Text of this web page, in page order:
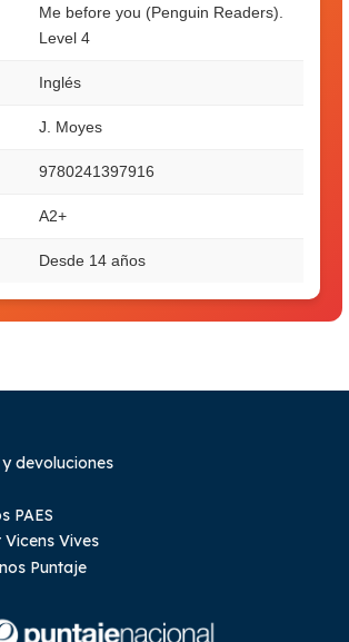
Me before you (Penguin Readers).
Level 4
Inglés
J. Moyes
9780241397916
A2+
Desde 14 años
devoluciones
PAES
Vives
Puntaje